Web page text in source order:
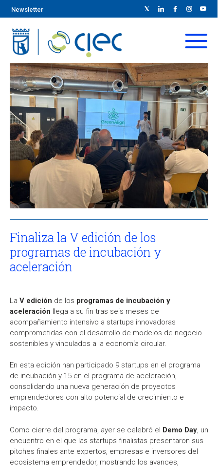
Newsletter
Finaliza la V edición de los
programas de incubación y
aceleración
La V edición de los programas de incubación y
aceleración llega a su fin tras seis meses de
acompañamiento intensivo a startups innovadoras
comprometidas con el desarrollo de modelos de negocio
sostenibles y vinculados a la economía circular.
En esta edición han participado 9 startups en el programa
de incubación y 15 en el programa de aceleración,
consolidando una nueva generación de proyectos
emprendedores con alto potencial de crecimiento e
impacto.
Como cierre del programa, ayer se celebró el Demo Day , un
encuentro en el que las startups finalistas presentaron sus
pitches finales ante expertos, empresas e inversores del
ecosistema emprendedor, mostrando los avances,